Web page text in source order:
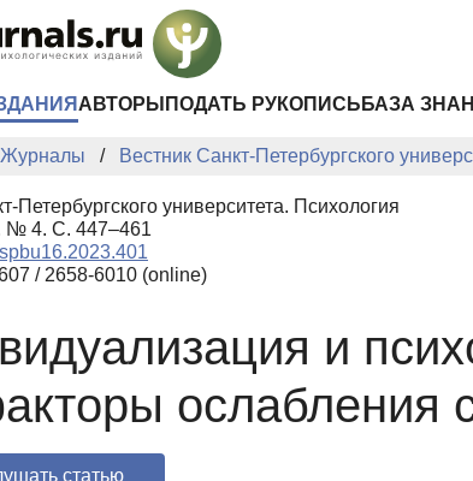
АВТОРЫ ПОДАТЬ РУКОПИСЬ БАЗА
Журналы Вестник Санкт-Петербургского
Петербургского университета. Психология
№ 4. С. 447–461
/ 2658-6010 (online)
и
ослабления
статью